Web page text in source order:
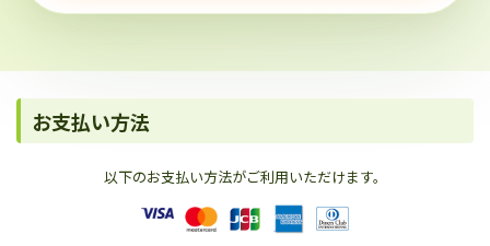
お支払い方法
以下のお支払い方法がご利用いただけます。